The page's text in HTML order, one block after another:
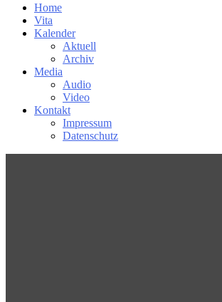
Home
Vita
Kalender
Aktuell
Archiv
Media
Audio
Video
Kontakt
Impressum
Datenschutz